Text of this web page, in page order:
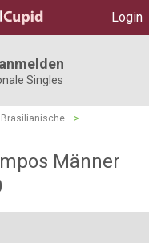
Login
Singles
Brasilianische
>
Männer